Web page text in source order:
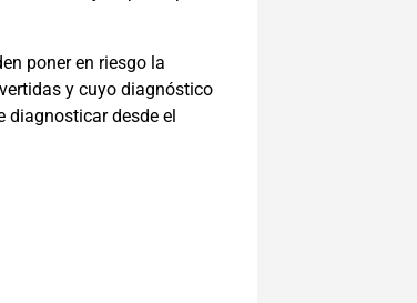
poner en riesgo la
y cuyo diagnóstico
diagnosticar desde el